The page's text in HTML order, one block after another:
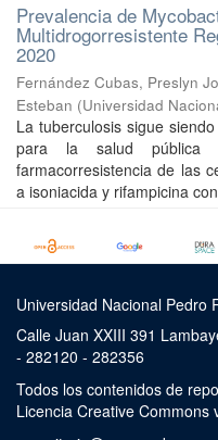
Prevalencia de
Multidrogorresistente
2020
Fernández Cubas, Preslyn
Esteban (Universidad
La tuberculosis sigue
para la salud
farmacorresistencia de las
a isoniacida y rifampicina
Universidad Nacional Pedro
Calle Juan XXIII 391
- 282120 - 282356
Todos los contenidos de
Licencia Creative Commons